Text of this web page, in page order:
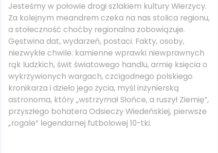
Jesteśmy w połowie drogi szlakiem kultury Wierzycy.
Za kolejnym meandrem czeka na nas stolica regionu,
a stołeczność choćby regionalna zobowiązuje.
Gęstwina dat, wydarzeń, postaci. Fakty, osoby,
niezwykłe chwile: kamienne wprawki niewprawnych
rąk ludzkich, świt światowego handlu, armię księcia o
wykrzywionych wargach, czcigodnego polskiego
kronikarza i dzieło jego życia, myśl inżynierską
astronoma, który „wstrzymał Słońce, a ruszył Ziemię”,
przyszłego bohatera Odsieczy Wiedeńskiej, pierwsze
„rogale” legendarnej futbolowej 10-tki.